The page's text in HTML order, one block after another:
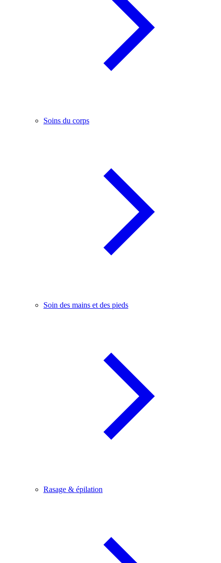
Soins du corps
Soin des mains et des pieds
Rasage & épilation